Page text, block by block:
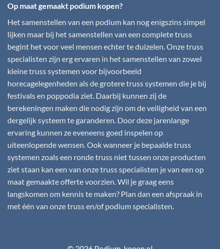
Op maat gemaakt podium kopen?
Het samenstellen van een podium kan nog enigszins simpel
lijken maar bij het samenstellen van een complete truss
begint het voor veel mensen echter te duizelen. Onze truss
specialisten zijn erg ervaren in het samenstellen van zowel
kleine truss systemen voor bijvoorbeeld
horecagelegenheden als de grotere truss systemen die je bij
festivals en poppodia ziet. Daarbij kunnen zij de
berekeningen maken die nodig zijn om de veiligheid van een
dergelijk systeem te garanderen. Door deze jarenlange
ervaring kunnen ze eveneens goed inspelen op
uiteenlopende wensen. Ook wanneer je bepaalde truss
systemen zoals een ronde truss niet tussen onze producten
ziet staan kan een van onze truss specialisten je van een op
maat gemaakte offerte voorzien. Wil je graag eens
langskomen om kennis te maken? Plan dan een afspraak in
met één van onze truss en/of podium specialisten.